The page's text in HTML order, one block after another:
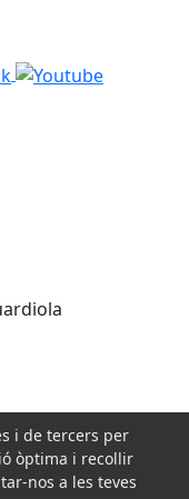
i de tercers per
òptima i recollir
nos a les teves